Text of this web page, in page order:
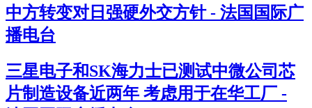
中方转变对日强硬外交方针 - 法国国际广
播电台
三星电子和SK海力士已测试中微公司芯
片制造设备近两年 考虑用于在华工厂 -